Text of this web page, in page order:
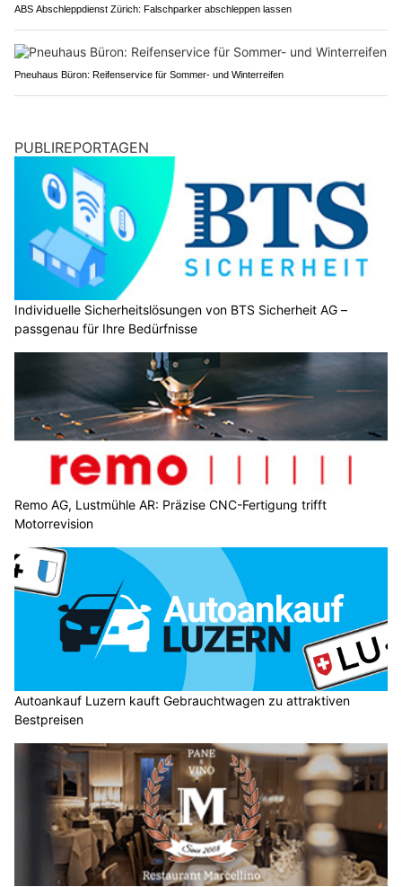
ABS Abschleppdienst Zürich: Falschparker abschleppen lassen
Pneuhaus Büron: Reifenservice für Sommer- und Winterreifen
PUBLIREPORTAGEN
Individuelle Sicherheitslösungen von BTS Sicherheit AG –
passgenau für Ihre Bedürfnisse
Remo AG, Lustmühle AR: Präzise CNC-Fertigung trifft
Motorrevision
Autoankauf Luzern kauft Gebrauchtwagen zu attraktiven
Bestpreisen